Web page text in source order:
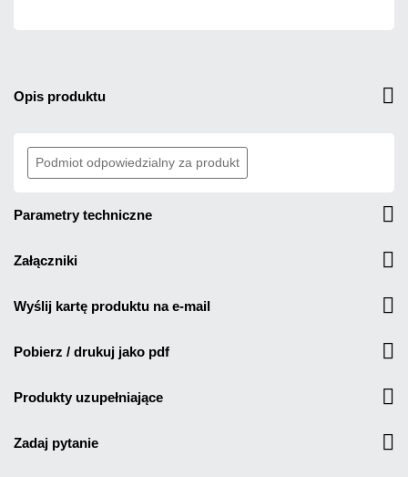
opis produktu
Podmiot odpowiedzialny za produkt
parametry techniczne
załączniki
wyślij kartę produktu na e-mail
pobierz / drukuj jako pdf
produkty uzupełniające
zadaj pytanie